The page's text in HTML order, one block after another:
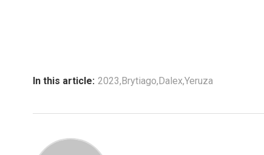
In this article: 2023,Brytiago,Dalex,Yeruza